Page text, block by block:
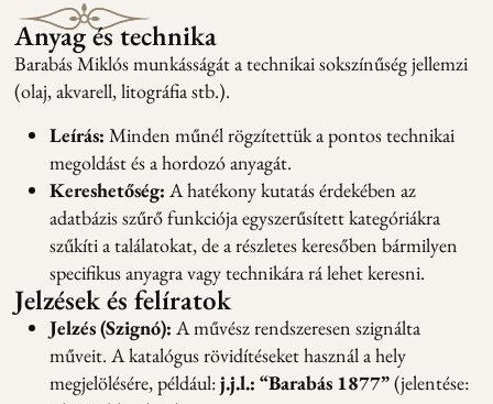
Anyag és technika
Barabás Miklós munkásságát a technikai sokszínűség jellemzi
(olaj, akvarell, litográfia stb.).
Leírás: Minden műnél rögzítettük a pontos technikai
megoldást és a hordozó anyagát.
Kereshetőség: A hatékony kutatás érdekében az
adatbázis szűrő funkciója egyszerűsített kategóriákra
szűkíti a találatokat, de a részletes keresőben bármilyen
specifikus anyagra vagy technikára rá lehet keresni.
Jelzések és felíratok
Jelzés (Szignó): A művész rendszeresen szignálta
műveit. A katalógus rövidítéseket használ a hely
megjelölésére, például:j.j.l.: “Barabás 1877”(jelentése: